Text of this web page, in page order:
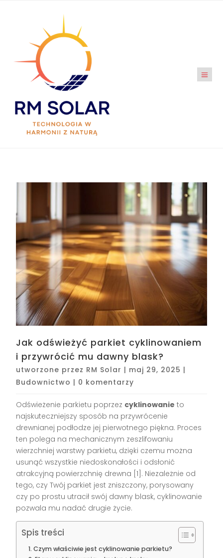
Jak odświeżyć parkiet cyklinowaniem
i przywrócić mu dawny blask?
utworzone przez RM Solar | maj 29, 2025 |
Budownictwo | 0 komentarzy
Odświeżenie parkietu poprzez cyklinowanie to
najskuteczniejszy sposób na przywrócenie
drewnianej podłodze jej pierwotnego piękna. Proces
ten polega na mechanicznym zeszlifowaniu
wierzchniej warstwy parkietu, dzięki czemu można
usunąć wszystkie niedoskonałości i odsłonić
atrakcyjną powierzchnię drewna [1]. Niezależnie od
tego, czy Twój parkiet jest zniszczony, porysowany
czy po prostu utracił swój dawny blask, cyklinowanie
pozwala mu nadać drugie życie.
Spis treści
Czym właściwie jest cyklinowanie parkietu?